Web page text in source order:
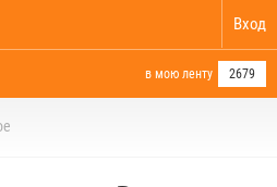
Вход
в мою ленту 2679